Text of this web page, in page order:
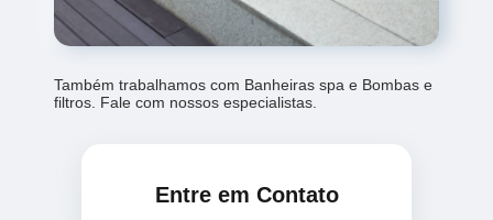
Também trabalhamos com Banheiras spa e Bombas e
filtros. Fale com nossos especialistas.
Entre em Contato